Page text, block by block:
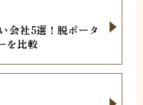
会社5選！脱ポータ
を比較